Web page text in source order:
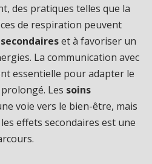
des pratiques telles que la
de respiration peuvent
et à favoriser un
La communication avec
essentielle pour adapter le
Les soins
voie vers le bien-être, mais
effets secondaires est une